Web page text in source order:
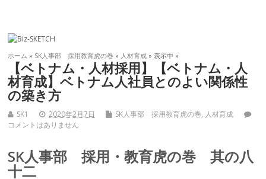
ホーム » SK人事部 採用教育虎の巻 » 人材育成 » 表示中 »
【ベトナム・人材採用】【ベトナム・人
材育成】ベトナム人社員とのよい関係性
の築き方
SK1 2020年2月7日 SK人事部 採用教育虎の巻, 人材育成
コメントはありません
SK人事部 採用・教育虎の巻 其の八
十二